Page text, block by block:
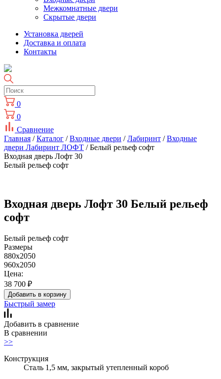
Межкомнатные двери
Скрытые двери
Установка дверей
Доставка и оплата
Контакты
0
0
Сравнение
Главная /Каталог /Входные двери /Лабиринт /Входные
двери Лабиринт ЛОФТ / Белый рельеф софт
Входная дверь Лофт 30
Белый рельеф софт
Входная дверь Лофт 30 Белый рельеф
софт
Белый рельеф софт
Размеры
880x2050
960x2050
Цена:
38 700 ₽
Добавить в корзину
Быстрый замер
Добавить в сравнение
В сравнении
>>
Конструкция
Сталь 1,5 мм, закрытый утепленный короб